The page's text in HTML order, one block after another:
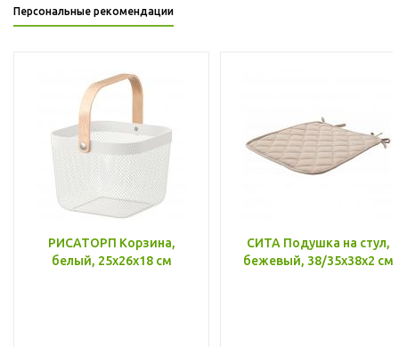
Персональные рекомендации
РИСАТОРП Корзина,
белый, 25x26x18 см
СИТА Подушка на стул,
бежевый, 38/35x38x2 см